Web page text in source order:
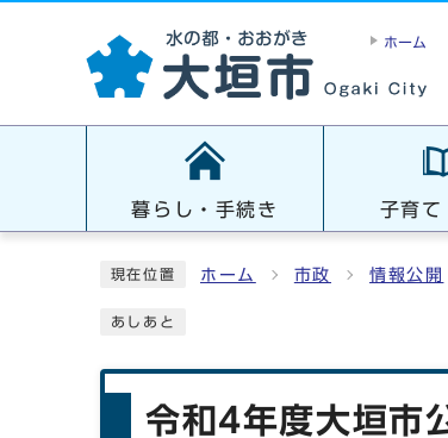
ホーム
暮らし・手続き 子育て
現在位置 ホーム 市政 情報公開
あしあと
令和4年度大垣市